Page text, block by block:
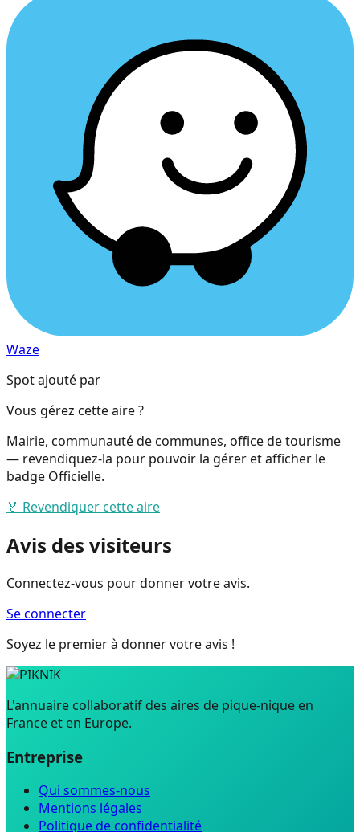
Waze
Spot ajouté par
Vous gérez cette aire ?
Mairie, communauté de communes, office de tourisme
— revendiquez-la pour pouvoir la gérer et afficher le
badge Officielle.
🏅 Revendiquer cette aire
Avis des visiteurs
Connectez-vous pour donner votre avis.
Se connecter
Soyez le premier à donner votre avis !
L'annuaire collaboratif des aires de pique-nique en
France et en Europe.
Entreprise
Qui sommes-nous
Mentions légales
Politique de confidentialité